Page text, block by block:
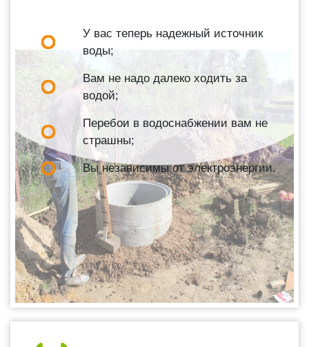
У вас теперь надежный источник
воды;
Вам не надо далеко ходить за
водой;
Перебои в водоснабжении вам не
страшны;
Вы независимы от электроэнергии.